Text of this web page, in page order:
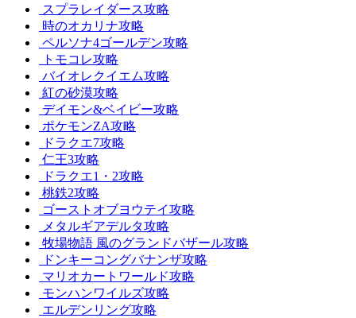
スプラレイダース攻略
時のオカリナ攻略
ペルソナ4ゴールデン攻略
トモコレ攻略
バイオレクイエム攻略
紅の砂漠攻略
デイモン&ベイビー攻略
ポケモンZA攻略
ドラクエ7攻略
仁王3攻略
ドラクエ1・2攻略
桃鉄2攻略
ゴーストオブヨウテイ攻略
メタルギアデルタ攻略
牧場物語 風のグランドバザール攻略
ドンキーコングバナンザ攻略
マリオカートワールド攻略
モンハンワイルズ攻略
エルデンリング攻略